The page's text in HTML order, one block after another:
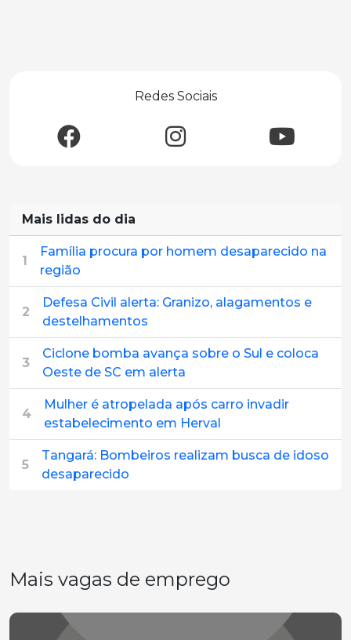
Redes Sociais
Mais lidas do dia
1
Família procura por homem desaparecido na
região
2
Defesa Civil alerta: Granizo, alagamentos e
destelhamentos
3
Ciclone bomba avança sobre o Sul e coloca
Oeste de SC em alerta
4
Mulher é atropelada após carro invadir
estabelecimento em Herval
5
Tangará: Bombeiros realizam busca de idoso
desaparecido
Mais vagas de emprego